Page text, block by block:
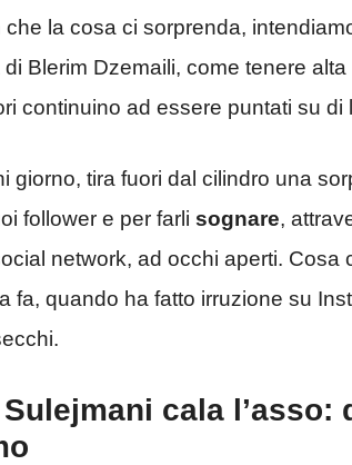
che la cosa ci sorprenda,
Blerim Dzemaili, come tenere
continuino ad essere puntati su di
giorno, tira fuori dal cilindro una
follower e per farli sognare,
network, ad occhi aperti. Cosa
fa, quando ha fatto irruzione su
cala l’asso: